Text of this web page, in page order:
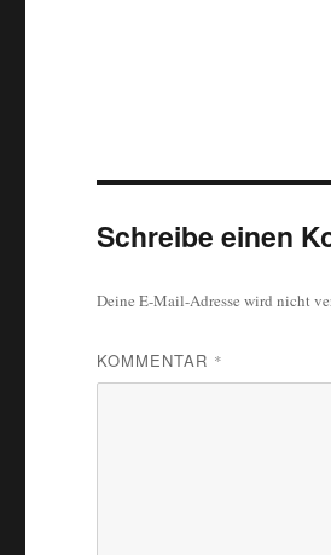
Schreibe einen
Deine E-Mail-Adresse wird nicht
KOMMENTAR *